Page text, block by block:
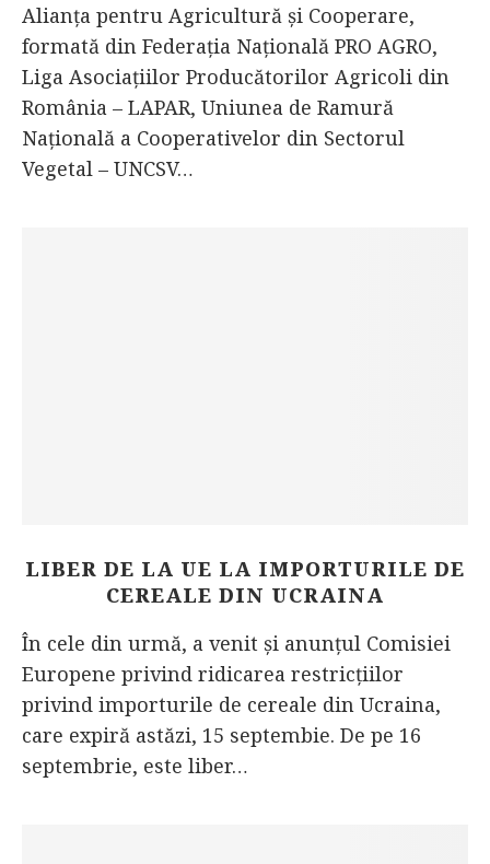
Alianţa pentru Agricultură şi Cooperare,
formată din Federaţia Naţională PRO AGRO,
Liga Asociaţiilor Producătorilor Agricoli din
România – LAPAR, Uniunea de Ramură
Naţională a Cooperativelor din Sectorul
Vegetal – UNCSV…
LIBER DE LA UE LA IMPORTURILE DE
CEREALE DIN UCRAINA
În cele din urmă, a venit și anunțul Comisiei
Europene privind ridicarea restricțiilor
privind importurile de cereale din Ucraina,
care expiră astăzi, 15 septembie. De pe 16
septembrie, este liber…